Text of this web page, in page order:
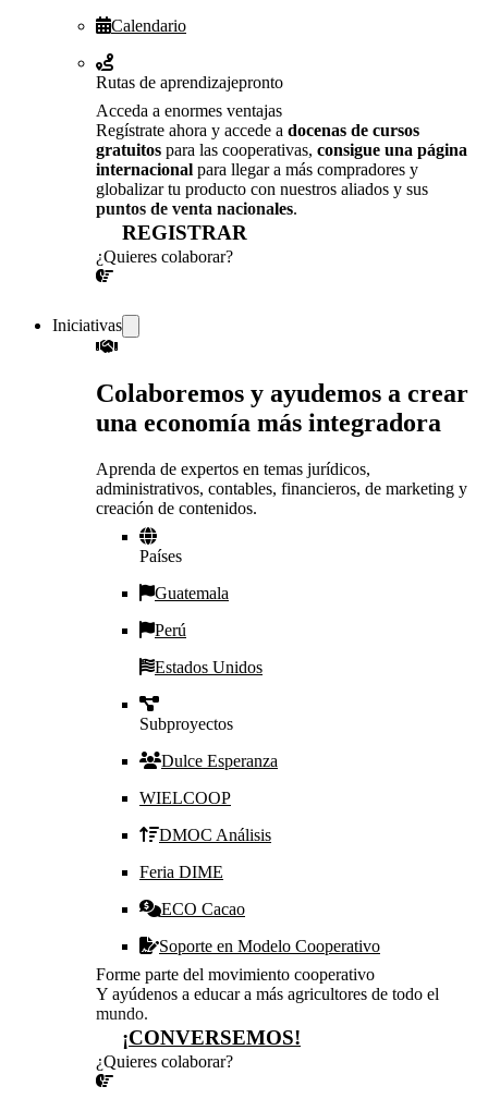
Calendario
Rutas de aprendizajepronto
Acceda a enormes ventajas
Regístrate ahora y accede a docenas de cursos
gratuitos para las cooperativas, consigue una página
internacional para llegar a más compradores y
globalizar tu producto con nuestros aliados y sus
puntos de venta nacionales.
REGISTRAR
¿Quieres colaborar?
Iniciativas
Colaboremos y ayudemos a crear
una economía más integradora
Aprenda de expertos en temas jurídicos,
administrativos, contables, financieros, de marketing y
creación de contenidos.
Países
Guatemala
Perú
Estados Unidos
Subproyectos
Dulce Esperanza
WIELCOOP
DMOC Análisis
Feria DIME
ECO Cacao
Soporte en Modelo Cooperativo
Forme parte del movimiento cooperativo
Y ayúdenos a educar a más agricultores de todo el
mundo.
¡CONVERSEMOS!
¿Quieres colaborar?